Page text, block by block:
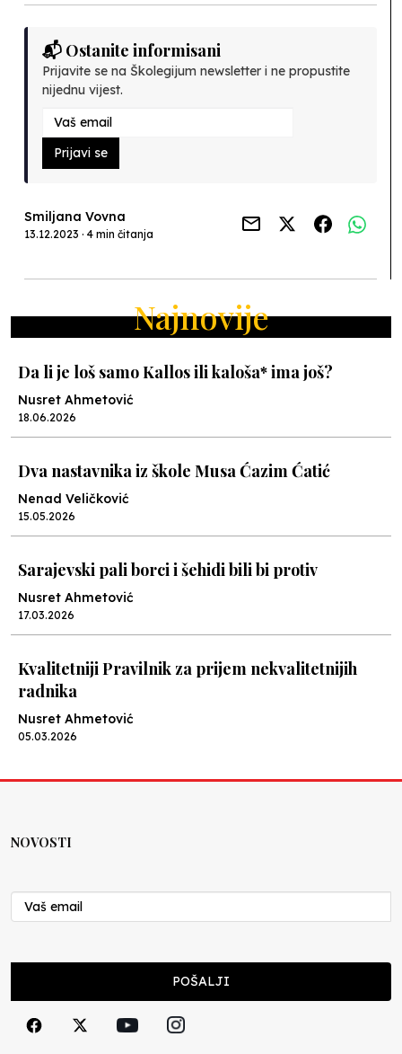
📬 Ostanite informisani
Prijavite se na Školegijum newsletter i ne propustite
nijednu vijest.
Prijavi se
Smiljana Vovna
13.12.2023 · 4 min čitanja
Najnovije
Da li je loš samo Kallos ili kaloša* ima još?
Nusret Ahmetović
18.06.2026
Dva nastavnika iz škole Musa Ćazim Ćatić
Nenad Veličković
15.05.2026
Sarajevski pali borci i šehidi bili bi protiv
Nusret Ahmetović
17.03.2026
Kvalitetniji Pravilnik za prijem nekvalitetnijih
radnika
Nusret Ahmetović
05.03.2026
05.03.2026
Jazavci
Nenad Veličković
Školovanje za bolovanje, višenamjensko
Nusret Ahmetović
19.02.2026
NOVOSTI
POŠALJI